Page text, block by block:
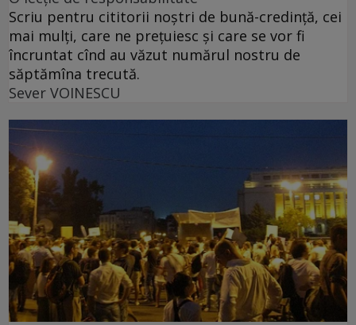
Scriu pentru cititorii noștri de bună-credință, cei
mai mulți, care ne prețuiesc și care se vor fi
încruntat cînd au văzut numărul nostru de
săptămîna trecută.
Sever VOINESCU